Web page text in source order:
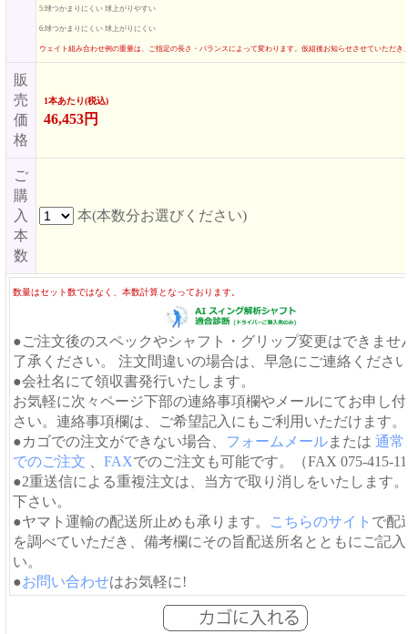
5:球つかまりにくい 球上がりやすい
6:球つかまりにくい 球上がりにくい
ウェイト組み合わせ例の重量は、ご指定の長さ・バランスによって変わります。仮組後お知らせさせていただき
販
売
価
格
1本あたり(税込)
46,453円
ご
購
入
本
数
本(本数分お選びください)
数量はセット数ではなく、本数計算となっております。
●ご注文後のスペックやシャフト・グリップ変更はできませ
了承ください。 注文間違いの場合は、早急にご連絡くださ
●会社名にて領収書発行いたします。
お気軽に次々ページ下部の連絡事項欄やメールにてお申し
さい。連絡事項欄は、ご希望記入にもご利用いただけます。
●カゴでの注文ができない場合、 フォームメールまたは 通常
でのご注文
FAXでのご注文も可能です。（FAX 075-415-
●2重送信による重複注文は、当方で取り消しをいたします
下さい。
●ヤマト運輸の配送所止めも承ります。
こちらのサイト で配
を調べていただき、備考欄にその旨配送所名とともにご記
い。
●お問い合わせはお気軽に!